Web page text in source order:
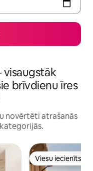
visaugstāk
brīvdienu īres
novērtēti atrašanās
Viesu iecienīts
Viesu iecienīts